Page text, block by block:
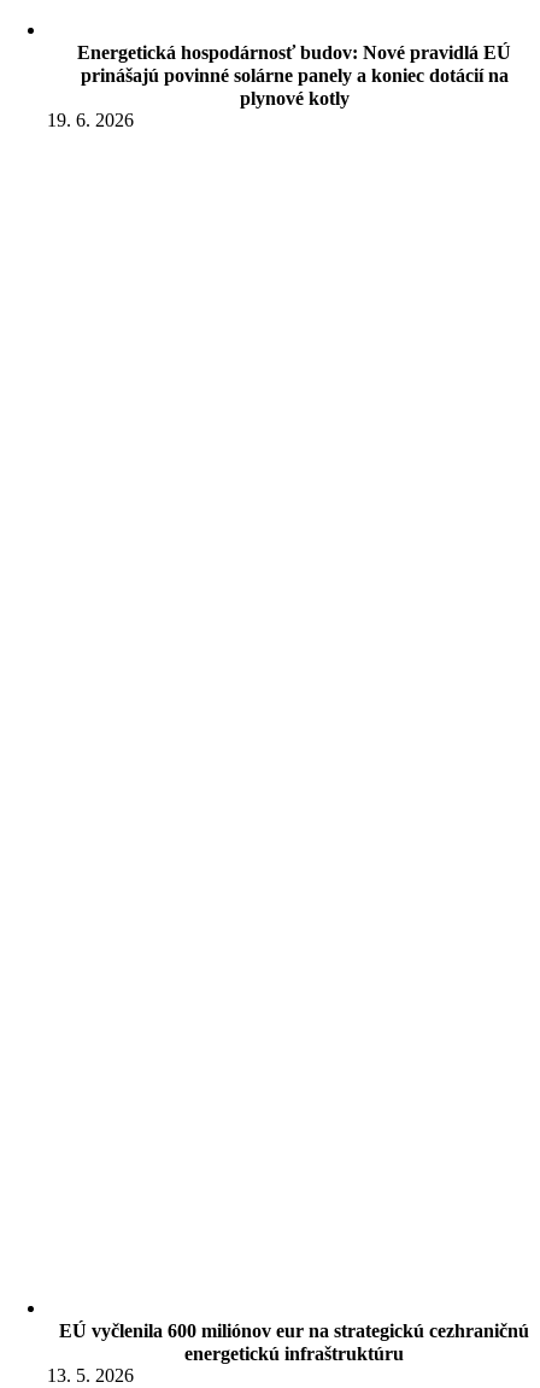
Energetická hospodárnosť budov: Nové pravidlá EÚ
prinášajú povinné solárne panely a koniec dotácií na
plynové kotly
19. 6. 2026
EÚ vyčlenila 600 miliónov eur na strategickú cezhraničnú
energetickú infraštruktúru
13. 5. 2026